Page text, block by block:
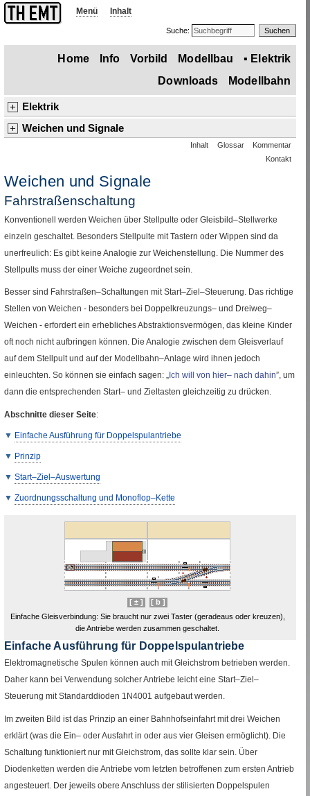
Menü Inhalt
Suche:
Home Info Vorbild Modellbau ▪ Elektrik
Downloads
Modellbahn
Elektrik
Übersicht Basiswissen und Logik
Stromversorgung, Sicherung, Fahrbetrieb Gleisabschnitte
Weichen und Signale
▪ Fahrstraßen Sicherung
Inhalt Glossar
Kommentar
Kontakt
Weichen und Signale
Fahrstraßenschaltung
Konventionell werden Weichen über Stellpulte oder Gleisbild–Stellwerke
einzeln geschaltet. Besonders Stellpulte mit Tastern oder Wippen sind da
unerfreulich: Es gibt keine Analogie zur Weichenstellung. Die Nummer des
Stellpults muss der einer Weiche zugeordnet sein.
Besser sind Fahrstraßen–Schaltungen mit Start–Ziel–Steuerung. Das richtige
Stellen von Weichen - besonders bei Doppelkreuzungs– und Dreiweg–
Weichen - erfordert ein erhebliches Abstraktionsvermögen, das kleine Kinder
oft noch nicht aufbringen können. Die Analogie zwischen dem Gleisverlauf
auf dem Stellpult und auf der Modellbahn–Anlage wird ihnen jedoch
einleuchten. So können sie einfach sagen: „ Ich will von hier– nach dahin”, um
dann die entsprechenden Start– und Zieltasten gleichzeitig zu drücken.
Abschnitte dieser Seite:
Einfache Ausführung für Doppelspulantriebe
Prinzip
Start–Ziel–Auswertung
Zuordnungsschaltung und Monoflop–Kette
[ ± ]
[ b ]
Einfache Gleisverbindung: Sie braucht nur zwei Taster (geradeaus oder kreuzen),
die Antriebe werden zusammen geschaltet.
Einfache Ausführung für Doppelspulantriebe
Elektromagnetische Spulen können auch mit Gleichstrom betrieben werden.
Daher kann bei Verwendung solcher Antriebe leicht eine Start–Ziel–
Steuerung mit Standarddioden 1N4001 aufgebaut werden.
Im zweiten Bild ist das Prinzip an einer Bahnhofseinfahrt mit drei Weichen
erklärt (was die Ein– oder Ausfahrt in oder aus vier Gleisen ermöglicht). Die
Schaltung funktioniert nur mit Gleichstrom, das sollte klar sein. Über
Diodenketten werden die Antriebe vom letzten betroffenen zum ersten Antrieb
angesteuert. Der jeweils obere Anschluss der stilisierten Doppelspulen